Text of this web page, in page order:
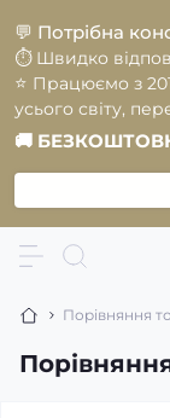
💬 Потрібна
⏱️ Швидко
⭐️ Працюємо з
усього світу,
🚚
Порівняння